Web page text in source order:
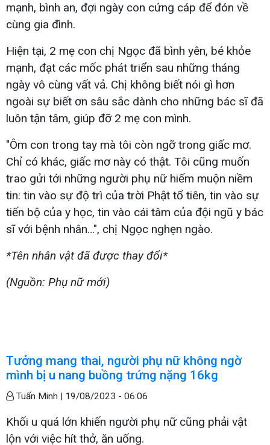
mạnh, bình an, đợi ngày con cứng cáp để đón về
cùng gia đình.
Hiện tại, 2 mẹ con chị Ngọc đã bình yên, bé khỏe
mạnh, đạt các mốc phát triển sau những tháng
ngày vô cùng vất vả. Chị không biết nói gì hơn
ngoài sự biết ơn sâu sắc dành cho những bác sĩ đã
luôn tận tâm, giúp đỡ 2 mẹ con mình.
"Ôm con trong tay mà tôi còn ngỡ trong giấc mơ.
Chỉ có khác, giấc mơ này có thật. Tôi cũng muốn
trao gửi tới những người phụ nữ hiếm muộn niềm
tin: tin vào sự độ trì của trời Phật tổ tiên, tin vào sự
tiến bộ của y học, tin vào cái tâm của đội ngũ y bác
sĩ với bệnh nhân…", chị Ngọc nghẹn ngào.
*Tên nhân vật đã được thay đổi*
(Nguồn: Phụ nữ mới)
Tưởng mang thai, người phụ nữ không ngờ
mình bị u nang buồng trứng nặng 16kg
Tuấn Minh | 19/08/2023 - 06:06
Khối u quá lớn khiến người phụ nữ cũng phải vật
lộn với việc hít thở, ăn uống.